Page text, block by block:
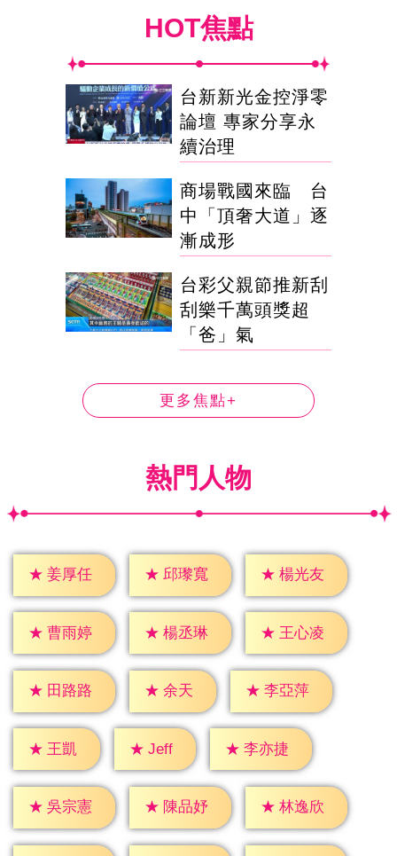
HOT焦點
台新新光金控淨零
論壇 專家分享永
續治理
商場戰國來臨 台
中「頂奢大道」逐
漸成形
台彩父親節推新刮
刮樂千萬頭獎超
「爸」氣
更多焦點+
熱門人物
★ 姜厚任 ★ 邱瓈寬 ★ 楊光友
★ 曹雨婷 ★ 楊丞琳 ★ 王心凌
★ 田路路 ★ 余天 ★ 李亞萍
★ 王凱 ★ Jeff ★ 李亦捷
★ 吳宗憲 ★ 陳品妤 ★ 林逸欣